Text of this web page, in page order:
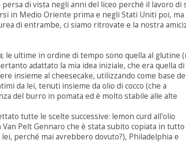
persa di vista negli anni del liceo perché il lavoro di
in Medio Oriente prima e negli Stati Uniti poi, ma
di entrambe, ci siamo ritrovate e la nostra
le ultime in ordine di tempo sono quella al glutine
adattato la mia idea iniziale, che era quella di
insieme al cheesecake, utilizzando come base
da lei, tenuti insieme da olio di cocco (che a
del burro in pomata ed è molto stabile alle alte
tutte le scelte successive: lemon curd all'olio
Pelt Gennaro che è stata subito copiata in tutto
perché mai avrebbero dovuto?), Philadelphia e